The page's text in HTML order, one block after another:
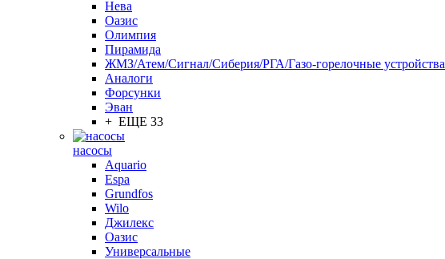
Нева
Оазис
Олимпия
Пирамида
ЖМЗ/Атем/Сигнал/Сиберия/РГА/Газо-горелочные устройства
Aналоги
Форсунки
Эван
+ ЕЩЕ 33
насосы
Aquario
Espa
Grundfos
Wilo
Джилекс
Оазис
Универсальные